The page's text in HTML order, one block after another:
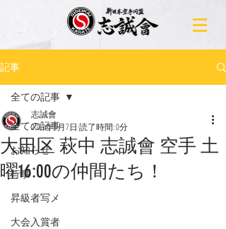
記事
全ての記事
お知らせ
行事
昇級者写メ
大会入賞者
全ての記事
大田区 萩中 志誠會 空手 土
曜16:00の仲間たち！
志誠會
2023年5月7日 読了時間: 0分